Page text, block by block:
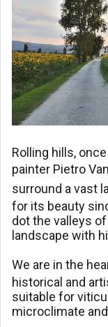
Rolling hills,
painter Pietro
surround a vast
for its beauty
dot the valleys
landscape with
We are in the
historical and
suitable for
microclimate